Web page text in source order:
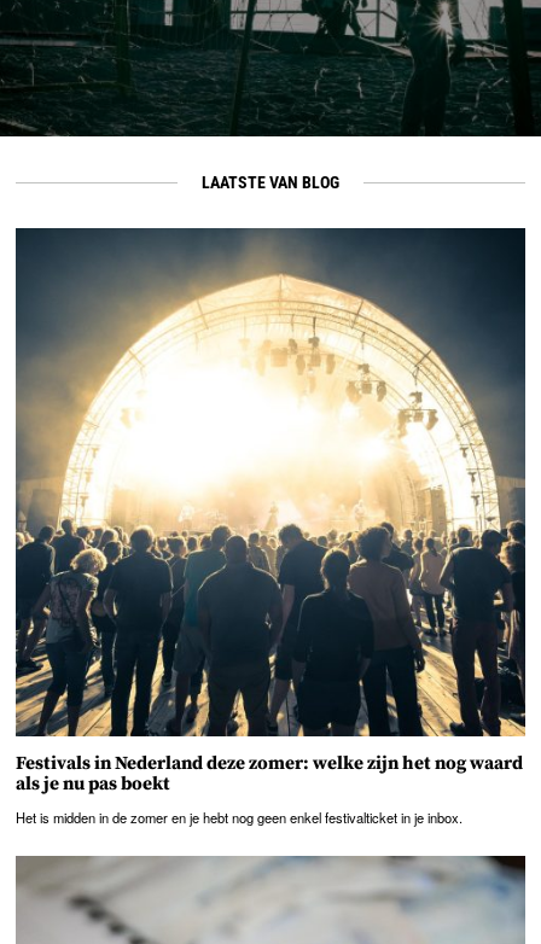
LAATSTE VAN BLOG
Festivals in Nederland deze zomer: welke zijn het nog waard
als je nu pas boekt
Het is midden in de zomer en je hebt nog geen enkel festivalticket in je inbox.